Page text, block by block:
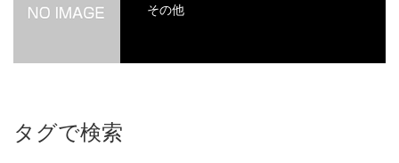
その他
タグで検索